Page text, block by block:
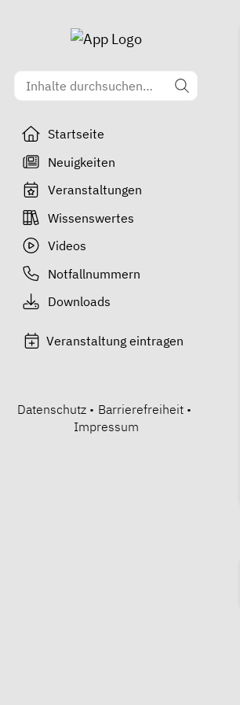
Startseite
Neuigkeiten
Veranstaltungen
Wissenswertes
Videos
Notfallnummern
Downloads
Veranstaltung eintragen
Datenschutz • Barrierefreiheit •
Impressum